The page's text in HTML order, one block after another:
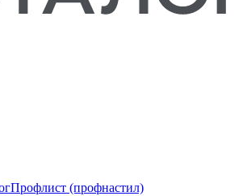
Профлист (профнастил)